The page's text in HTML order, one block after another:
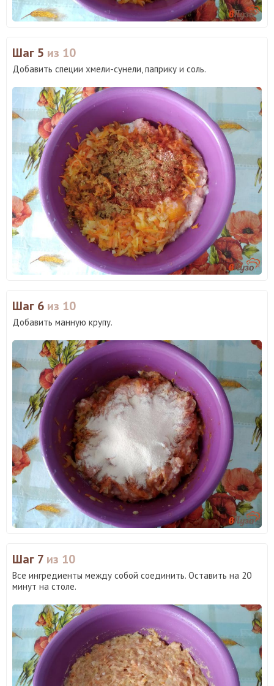
Шаг 5 из 10
Добавить специи хмели-сунели, паприку и соль.
Шаг 6 из 10
Добавить манную крупу.
Шаг 7 из 10
Все ингредиенты между собой соединить. Оставить на 20
минут на столе.